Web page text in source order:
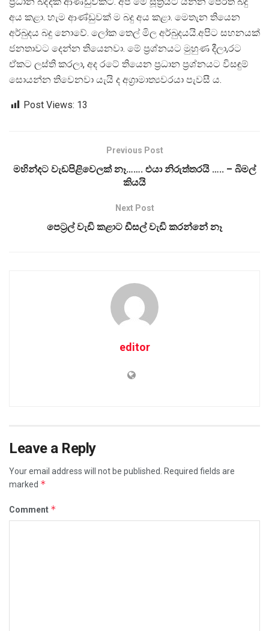
අය කළා. හැම ආණ්ඩුවක් ම බදු අය කළා. මෙතැන තියෙන
අර්බුදය බදු නොවේ. ලෝක තෙල් මිල අර්බුදයයි.අපිට සහනයක්
ජනතාවට දෙන්න තියෙනවා. මේ ප්‍රශ්නයට මුහුණ දීලා,රට
ඒකට ලස්ති කරලා, අද රටේ තියෙන ප්‍රධාන ප්‍රශ්නයට විසඳුම්
සොයන්න තිවෙනවා යැයි ද අග්‍රාමාත්‍යවරයා පැවසී ය.
Post Views: 13
Previous Post
මහින්දට වැඩපිළිවෙලක් නෑ……. එයා නිරුත්තරයි ….. – බිමල්
කියයි
Next Post
පෙට්‍රල් වැඩි කළාට ඩීසල් වැඩි කරන්නේ නෑ
editor
Leave a Reply
Your email address will not be published.
Required fields are
marked *
Comment *